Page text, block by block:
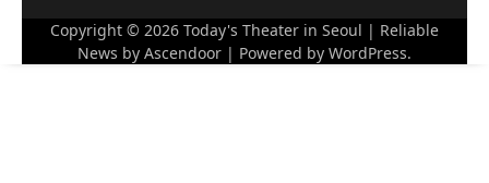
Copyright © 2026 Today's Theater in Seoul | Reliable
News by Ascendoor | Powered by WordPress.